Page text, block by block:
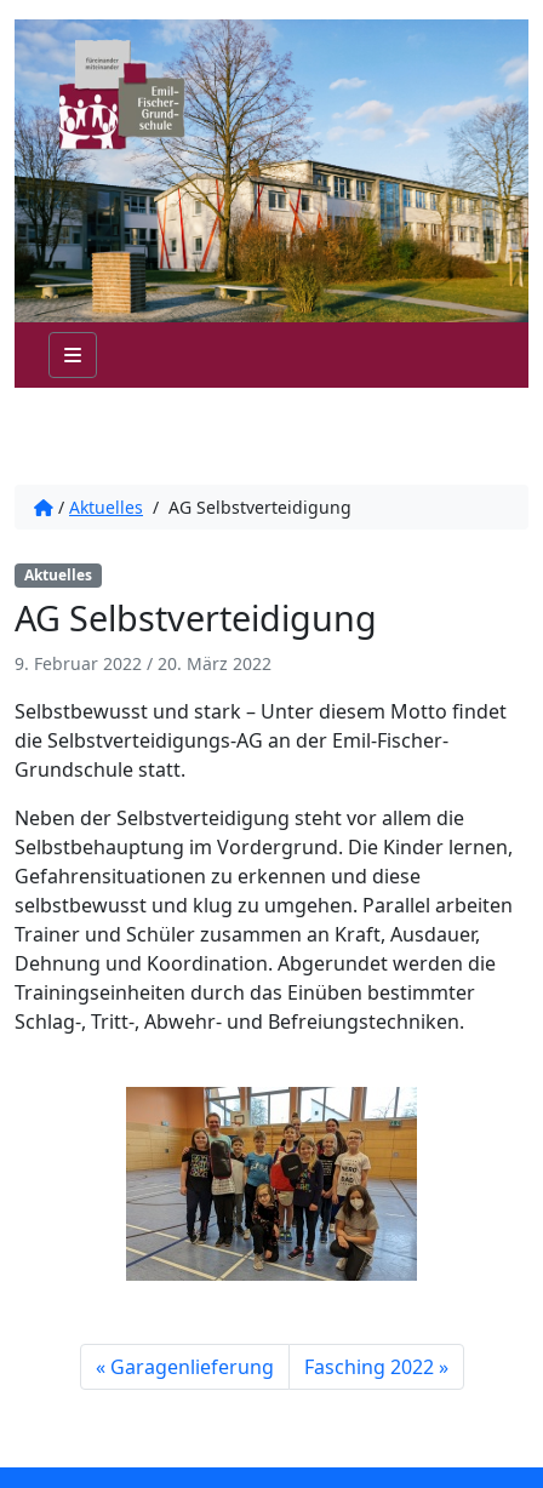
/ Aktuelles / AG Selbstverteidigung
Aktuelles
AG Selbstverteidigung
9. Februar 2022 / 20. März 2022
Selbstbewusst und stark – Unter diesem Motto findet
die Selbstverteidigungs-AG an der Emil-Fischer-
Grundschule statt.
Neben der Selbstverteidigung steht vor allem die
Selbstbehauptung im Vordergrund. Die Kinder lernen,
Gefahrensituationen zu erkennen und diese
selbstbewusst und klug zu umgehen. Parallel arbeiten
Trainer und Schüler zusammen an Kraft, Ausdauer,
Dehnung und Koordination. Abgerundet werden die
Trainingseinheiten durch das Einüben bestimmter
Schlag-, Tritt-, Abwehr- und Befreiungstechniken.
Garagenlieferung Fasching 2022